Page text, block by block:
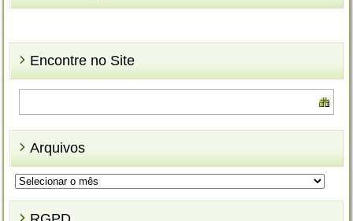
Encontre no Site
Arquivos
Arquivos